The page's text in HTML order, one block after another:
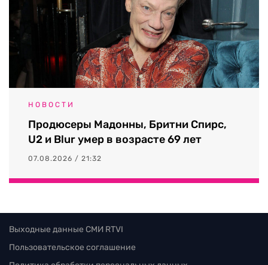
НОВОСТИ
Продюсеры Мадонны, Бритни Спирс,
U2 и Blur умер в возрасте 69 лет
07.08.2026 / 21:32
Выходные данные СМИ RTVI
Пользовательское соглашение